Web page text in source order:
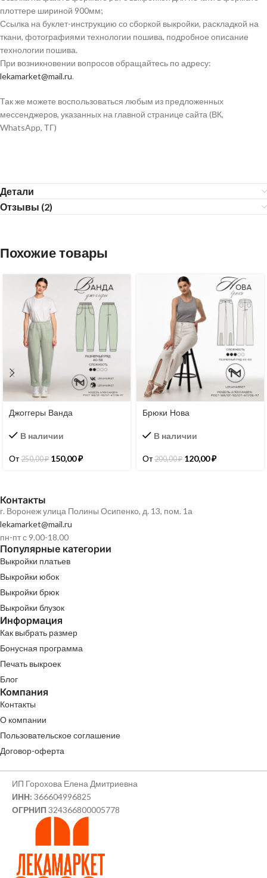
плоттере шириной 900мм;
Ссылка на буклет-инструкцию со сборкой выкройки, раскладкой на
ткани, фотографиями технологии пошива, подробное описание
технологии пошива.
При возникновении вопросов обращайтесь по адресу:
lekamarket@mail.ru.
Так же можете воспользоваться любым из предложенных
мессенджеров, указанных на главной странице сайта (ВК,
WhatsApp, ТГ)
Детали
Отзывы (2)
Похожие товары
Джоггеры Ванда
В наличии
От250,00₽ 150,00₽
Брюки Нова
В наличии
От200,00₽ 120,00₽
Контакты
г. Воронеж улица Полины Осипенко, д. 13, пом. 1а
lekamarket@mail.ru
пн-пт с 9.00-18.00
Популярные категории
Выкройки платьев
Выкройки юбок
Выкройки брюк
Выкройки блузок
Информация
Как выбрать размер
Бонусная программа
Печать выкроек
Блог
Компания
Контакты
О компании
Пользовательское соглашение
Договор-оферта
ИП Горохова Елена Дмитриевна
ИНН: 366604996825
ОГРНИП 324366800005778